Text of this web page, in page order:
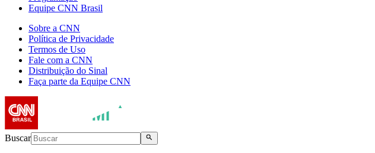
Equipe CNN Brasil
Sobre a CNN
Política de Privacidade
Termos de Uso
Fale com a CNN
Distribuição do Sinal
Faça parte da Equipe CNN
Buscar